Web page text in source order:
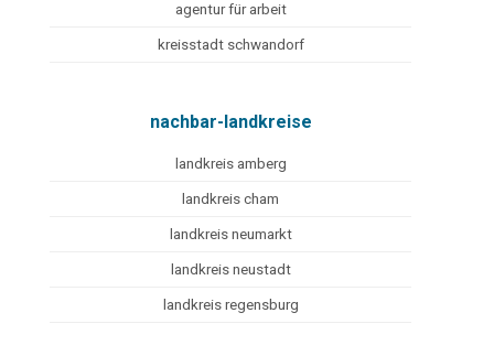
agentur für arbeit
kreisstadt schwandorf
nachbar-landkreise
landkreis amberg
landkreis cham
landkreis neumarkt
landkreis neustadt
landkreis regensburg